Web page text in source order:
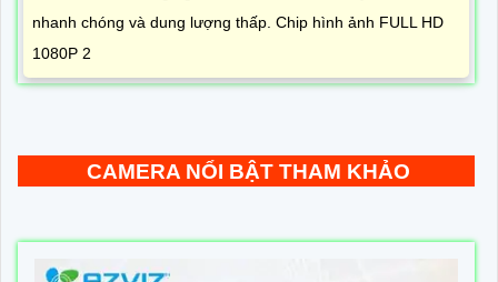
nhanh chóng và dung lượng thấp. Chip hình ảnh FULL HD
1080P 2
CAMERA NỔI BẬT THAM KHẢO